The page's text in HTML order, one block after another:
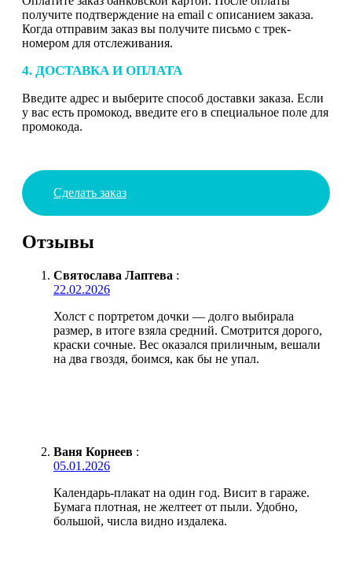
получите подтверждение на email с описанием заказа.
Когда отправим заказ вы получите письмо с трек-
номером для отслеживания.
4. ДОСТАВКА И ОПЛАТА
Введите адрес и выберите способ доставки заказа. Если
у вас есть промокод, введите его в специальное поле для
промокода.
Сделать заказ
Отзывы
Святослава Лаптева :
22.02.2026
Холст с портретом дочки — долго выбирала
размер, в итоге взяла средний. Смотрится дорого,
краски сочные. Вес оказался приличным, вешали
на два гвоздя, боимся, как бы не упал.
Ваня Корнеев :
05.01.2026
Календарь-плакат на один год. Висит в гараже.
Бумага плотная, не желтеет от пыли. Удобно,
большой, числа видно издалека.